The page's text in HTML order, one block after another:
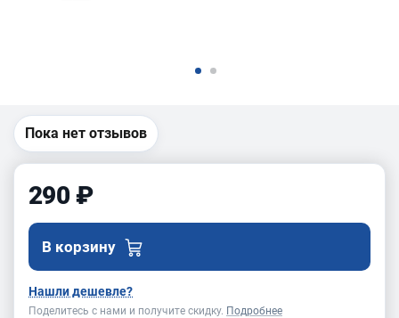
Пока нет отзывов
290 ₽
В корзину
Нашли дешевле?
Поделитесь с нами и получите скидку. Подробнее